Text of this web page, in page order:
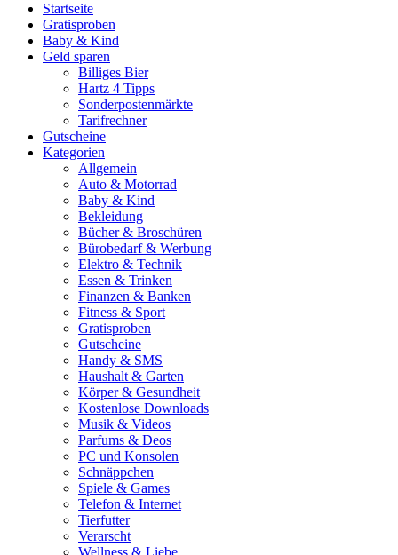
Startseite
Gratisproben
Baby & Kind
Geld sparen
Billiges Bier
Hartz 4 Tipps
Sonderpostenmärkte
Tarifrechner
Gutscheine
Kategorien
Allgemein
Auto & Motorrad
Baby & Kind
Bekleidung
Bücher & Broschüren
Bürobedarf & Werbung
Elektro & Technik
Essen & Trinken
Finanzen & Banken
Fitness & Sport
Gratisproben
Gutscheine
Handy & SMS
Haushalt & Garten
Körper & Gesundheit
Kostenlose Downloads
Musik & Videos
Parfums & Deos
PC und Konsolen
Schnäppchen
Spiele & Games
Telefon & Internet
Tierfutter
Verarscht